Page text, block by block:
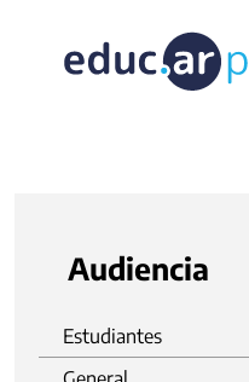
Audiencia
Estudiantes